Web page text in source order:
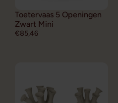
Toetervaas 5 Openingen
Zwart Mini
€85,46